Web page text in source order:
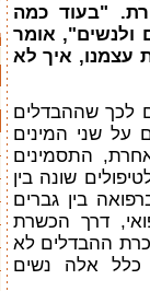
"בעוד כמה
ולנשים", אומר
עצמנו, איך לא
לכך שההבדלים
על שני המינים
התסמינים
שונה בין
בין גברים
דרך הכשרת
ההבדלים לא
כלל אלה נשים